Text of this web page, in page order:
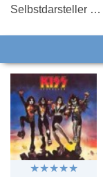
Selbstdarsteller …